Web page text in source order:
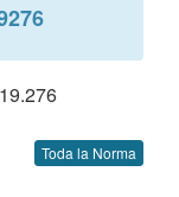
Toda la Norma